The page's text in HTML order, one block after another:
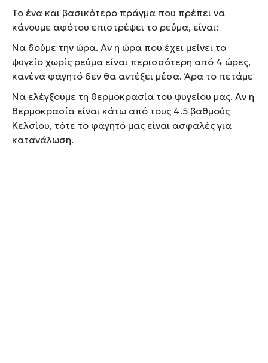
Το ένα και βασικότερο πράγμα που πρέπει να
κάνουμε αφότου επιστρέψει το ρεύμα, είναι:
Να δούμε την ώρα. Αν η ώρα που έχει μείνει το
ψυγείο χωρίς ρεύμα είναι περισσότερη από 4 ώρες,
κανένα φαγητό δεν θα αντέξει μέσα. Άρα το πετάμε
Να ελέγξουμε τη θερμοκρασία του ψυγείου μας. Αν η
θερμοκρασία είναι κάτω από τους 4.5 βαθμούς
Κελσίου, τότε το φαγητό μας είναι ασφαλές για
κατανάλωση.